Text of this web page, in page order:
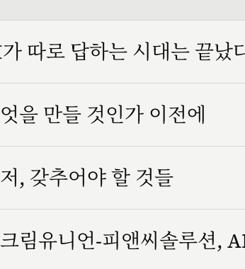
따로 답하는 시대는 끝났
을 만들 것인가 이전에
, 갖추어야 할 것들
림유니언-피앤씨솔루션,